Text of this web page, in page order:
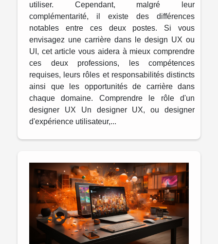
utiliser. Cependant, malgré leur
complémentarité, il existe des différences
notables entre ces deux postes. Si vous
envisagez une carrière dans le design UX ou
UI, cet article vous aidera à mieux comprendre
ces deux professions, les compétences
requises, leurs rôles et responsabilités distincts
ainsi que les opportunités de carrière dans
chaque domaine. Comprendre le rôle d'un
designer UX Un designer UX, ou designer
d'expérience utilisateur,...